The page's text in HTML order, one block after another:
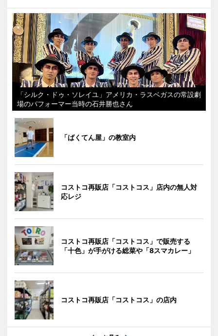
「シルク・ドゥ・ソレイユ」アメリカ・ラスベガスの常設劇
場のパフォーマー当時の石井勝也さん
「ばくてん屋」の教室内
コストコ再販店「コストコス」店内の無人対
応レジ
コストコ再販店「コストコス」で販売する
「十色」が手がける総菜や「8スマカレー」
コストコ再販店「コストコス」の店内